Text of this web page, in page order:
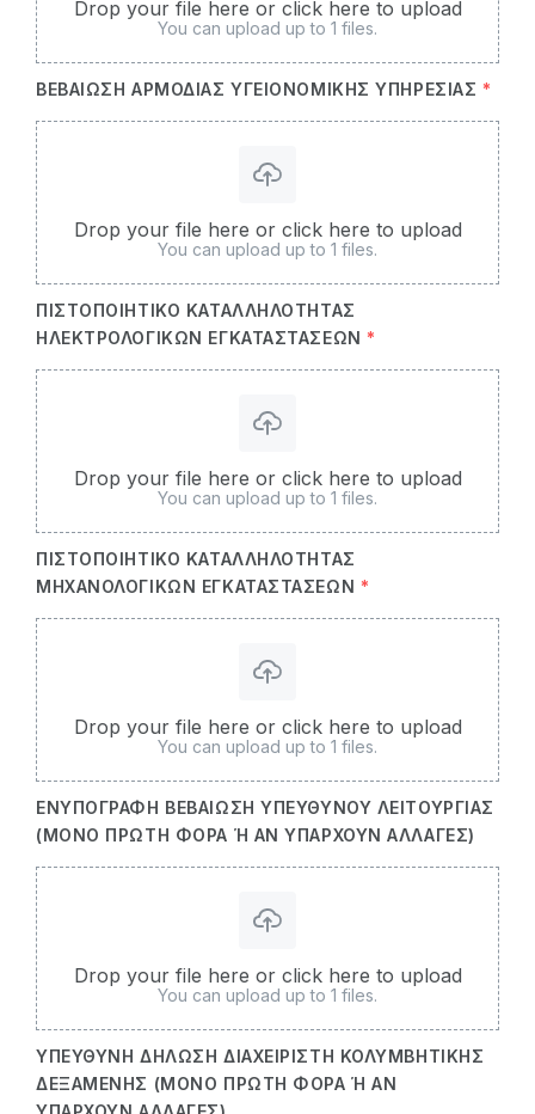
Drop your file here or click here to upload
You can upload up to 1 files.
ΒΕΒΑΊΩΣΗ ΑΡΜΌΔΙΑΣ ΥΓΕΙΟΝΟΜΙΚΉΣ ΥΠΗΡΕΣΊΑΣ *
Drop your file here or click here to upload
You can upload up to 1 files.
ΠΙΣΤΟΠΟΙΗΤΙΚΌ ΚΑΤΑΛΛΗΛΌΤΗΤΑΣ
ΗΛΕΚΤΡΟΛΟΓΙΚΏΝ ΕΓΚΑΤΑΣΤΆΣΕΩΝ *
Drop your file here or click here to upload
You can upload up to 1 files.
ΠΙΣΤΟΠΟΙΗΤΙΚΌ ΚΑΤΑΛΛΗΛΌΤΗΤΑΣ
ΜΗΧΑΝΟΛΟΓΙΚΏΝ ΕΓΚΑΤΑΣΤΆΣΕΩΝ *
Drop your file here or click here to upload
You can upload up to 1 files.
ΕΝΥΠΌΓΡΑΦΗ ΒΕΒΑΊΩΣΗ ΥΠΕΎΘΥΝΟΥ ΛΕΙΤΟΥΡΓΊΑΣ
(ΜΌΝΟ ΠΡΏΤΗ ΦΟΡΆ Ή ΑΝ ΥΠΆΡΧΟΥΝ ΑΛΛΑΓΈΣ)
Drop your file here or click here to upload
You can upload up to 1 files.
ΥΠΕΎΘΥΝΗ ΔΉΛΩΣΗ ΔΙΑΧΕΙΡΙΣΤΉ ΚΟΛΥΜΒΗΤΙΚΉΣ
ΔΕΞΑΜΕΝΉΣ (ΜΌΝΟ ΠΡΏΤΗ ΦΟΡΆ Ή ΑΝ Υ